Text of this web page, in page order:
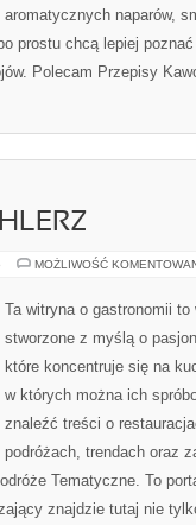
aromatycznych naparów,
prostu chcą lepiej
Polecam Przepisy
MOŻLIWOŚĆ
Ta witryna o gastronomii
stworzone z myślą o
które koncentruje się na
w których można ich
znaleźć treści o
podróżach, trendach oraz
Tematyczne. To
znajdzie tutaj nie